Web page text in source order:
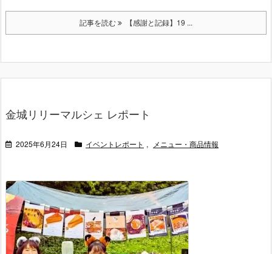
記事を読む 【感謝と記録】19 ...
金城リリーマルシェ レポート
2025年6月24日 イベントレポート , メニュー・商品情報